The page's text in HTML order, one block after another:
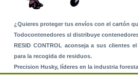
¿Quieres proteger tus envíos con el cartón
Todocontenedores sl distribuye
RESID CONTROL aconseja a sus clientes
para la recogida de residuos.
Precision Husky, líderes en la industria